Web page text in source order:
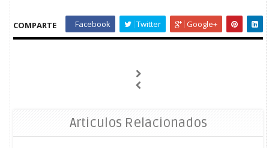
COMPARTE Facebook Twitter Google+
Articulos Relacionados